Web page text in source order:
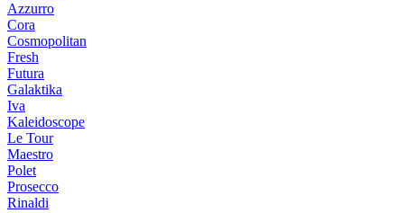
Azzurro
Cora
Cosmopolitan
Fresh
Futura
Galaktika
Iva
Kaleidoscope
Le Tour
Maestro
Polet
Prosecco
Rinaldi